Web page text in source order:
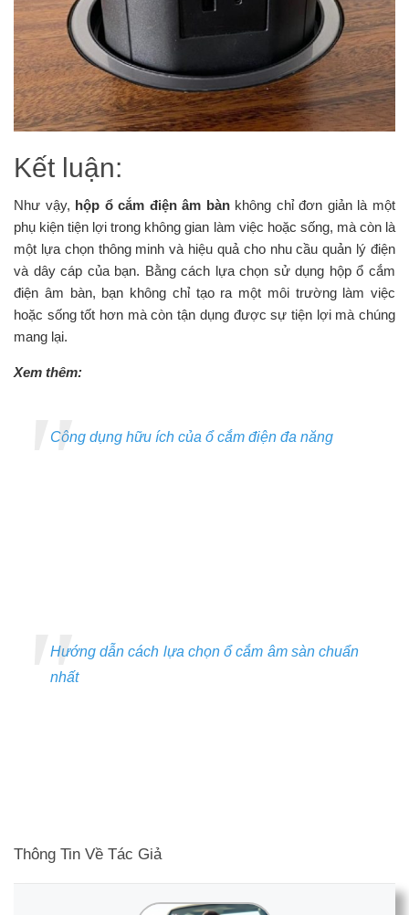
Kết luận:
Như vậy, hộp ổ cắm điện âm bàn không chỉ đơn giản là một
phụ kiện tiện lợi trong không gian làm việc hoặc sống, mà còn là
một lựa chọn thông minh và hiệu quả cho nhu cầu quản lý điện
và dây cáp của bạn. Bằng cách lựa chọn sử dụng hộp ổ cắm
điện âm bàn, bạn không chỉ tạo ra một môi trường làm việc
hoặc sống tốt hơn mà còn tận dụng được sự tiện lợi mà chúng
mang lại.
Xem thêm:
Công dụng hữu ích của ổ cắm điện đa năng
Hướng dẫn cách lựa chọn ổ cắm âm sàn chuẩn
nhất
Thông Tin Về Tác Giả